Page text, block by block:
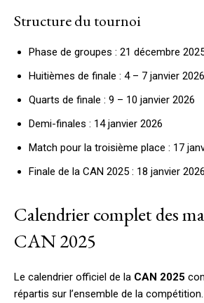
Structure du tournoi
Phase de groupes : 21 décembre
Huitièmes de finale : 4 – 7 janvier 2026
Quarts de finale : 9 – 10 janvier 2026
Demi-finales : 14 janvier 2026
Match pour la troisième place : 17
Finale de la CAN 2025 : 18 janvier 2026
Calendrier complet des
CAN 2025
Le calendrier officiel de la CAN 2025
répartis sur l’ensemble de la